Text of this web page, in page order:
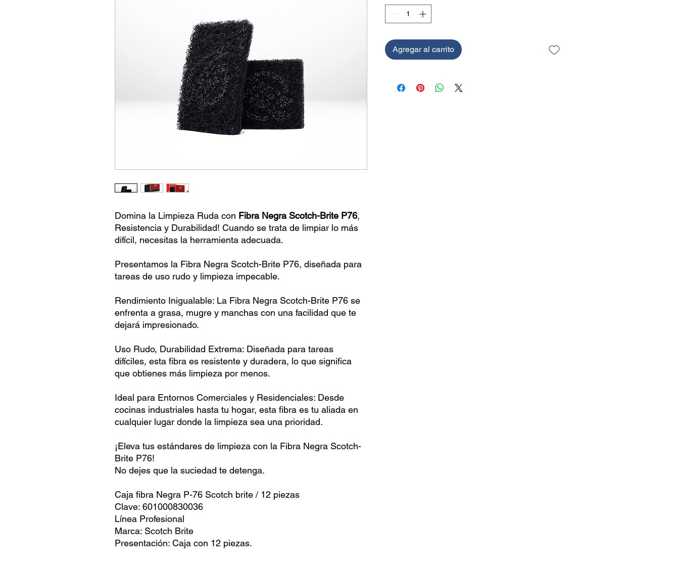
Domina la Limpieza Ruda con Fibra Negra Scotch-Brite P76,
Resistencia y Durabilidad! Cuando se trata de limpiar lo más
difícil, necesitas la herramienta adecuada.
Presentamos la Fibra Negra Scotch-Brite P76, diseñada para
tareas de uso rudo y limpieza impecable.
Rendimiento Inigualable: La Fibra Negra Scotch-Brite P76 se
enfrenta a grasa, mugre y manchas con una facilidad que te
dejará impresionado.
Uso Rudo, Durabilidad Extrema: Diseñada para tareas
difíciles, esta fibra es resistente y duradera, lo que significa
que obtienes más limpieza por menos.
Ideal para Entornos Comerciales y Residenciales: Desde
cocinas industriales hasta tu hogar, esta fibra es tu aliada en
cualquier lugar donde la limpieza sea una prioridad.
¡Eleva tus estándares de limpieza con la Fibra Negra Scotch-
Brite P76!
No dejes que la suciedad te detenga.
Caja fibra Negra P-76 Scotch brite / 12 piezas
Clave: 601000830036
Línea Profesional
Marca: Scotch Brite
Presentación: Caja con 12 piezas.
Agregar al carrito